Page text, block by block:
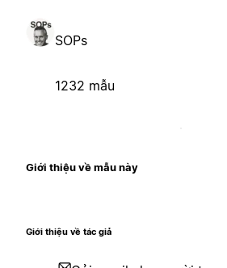
SOPs
1232 mẫu
Giới thiệu về mẫu này
Giới thiệu về tác giả